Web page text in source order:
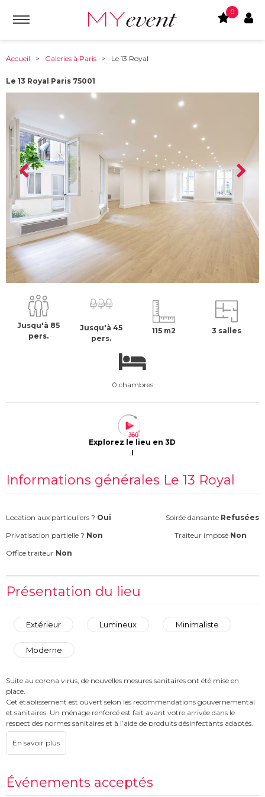
0
Accueil > Galeries à Paris > Le 13 Royal
Le 13 Royal Paris 75001
75001
1800 €
Jusqu'à 85
pers.
Jusqu'à 45
pers.
115 m2 3 salles
0 chambres
Explorez le lieu en 3D
!
Informations générales Le 13 Royal
Location aux particuliers ? Oui Soirée dansante Refusées
Privatisation partielle ? Non Traiteur imposé Non
Office traiteur Non
Présentation du lieu
Extérieur Lumineux Minimaliste
Moderne
Suite au corona virus, de nouvelles mesures sanitaires ont été mise en
place.
Cet établissement est ouvert selon les recommendations gouvernemental
et sanitaires. Un ménage renforcé est fait avant votre arrivée dans le
respect des normes sanitaires et à l’aide de produits désinfectants adaptés.
Le Showroom MR 12, est situé au coeur d’un quartier prisé, jouissant d’une
petite cour privative, arborée et légèrement meublé. Ce showroom, placé
notamment l’adresse branchée du restaurant Ferdi et des boutiques de
créateurs telles que Gianvito Rossi. Cet espace au rez-de-chaussée de 115
Événements acceptés